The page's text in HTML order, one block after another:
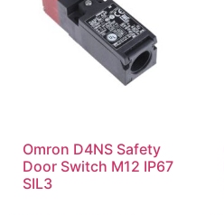
Omron D4NS Safety
Door Switch M12 IP67
SIL3